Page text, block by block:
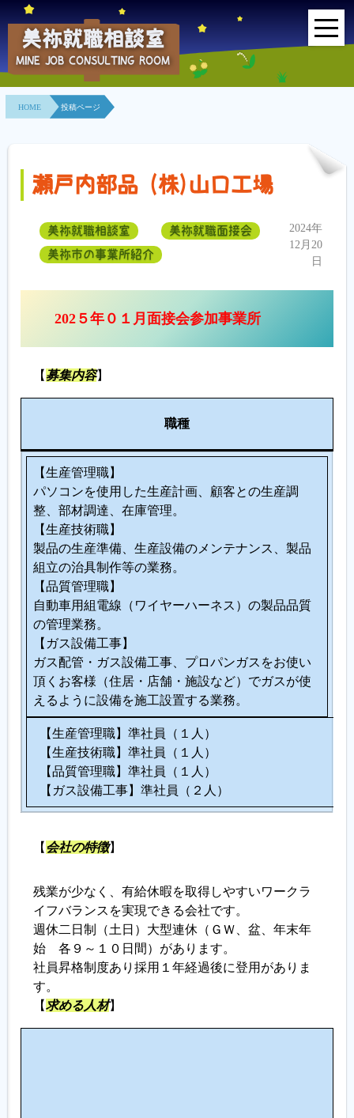
HOME
事業所紹介
相談室とは？
利用者の声
求人情報検索
美祢就職相談室
MINE JOB CONSULTING ROOM
HOME 投稿ページ
瀬戸内部品 (株)山口工場
美祢就職相談室
美祢就職面接会
美祢市の事業所紹介
2024年
12月20
日
202５年０１月面接会参加事業所
【 募集内容】
職種
【生産管理職】
パソコンを使用した生産計画、顧客との生産調
整、部材調達、在庫管理。
【生産技術職】
製品の生産準備、生産設備のメンテナンス、製品
組立の治具制作等の業務。
【品質管理職】
自動車用組電線（ワイヤーハーネス）の製品品質
の管理業務。
【ガス設備工事】
ガス配管・ガス設備工事、プロパンガスをお使い
頂くお客様（住居・店舗・施設など）でガスが使
えるように設備を施工設置する業務。
【生産管理職】準社員（１人）
【生産技術職】準社員（１人）
【品質管理職】準社員（１人）
【ガス設備工事】準社員（２人）
【 会社の特徴】
残業が少なく、有給休暇を取得しやすいワークラ
イフバランスを実現できる会社です。
週休二日制（土日）大型連休（ＧＷ、盆、年末年
始 各９～１０日間）があります。
社員昇格制度あり採用１年経過後に登用がありま
す。
【求める人材】